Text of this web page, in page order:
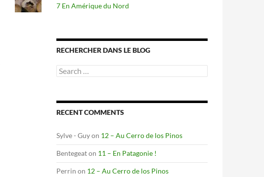
7 En Amérique du Nord
RECHERCHER DANS LE BLOG
Search
for:
RECENT COMMENTS
Sylve - Guyon 12 – Au Cerro de los Pinos
Bentegeaton 11 – En Patagonie !
Perrin on 12 – Au Cerro de los Pinos